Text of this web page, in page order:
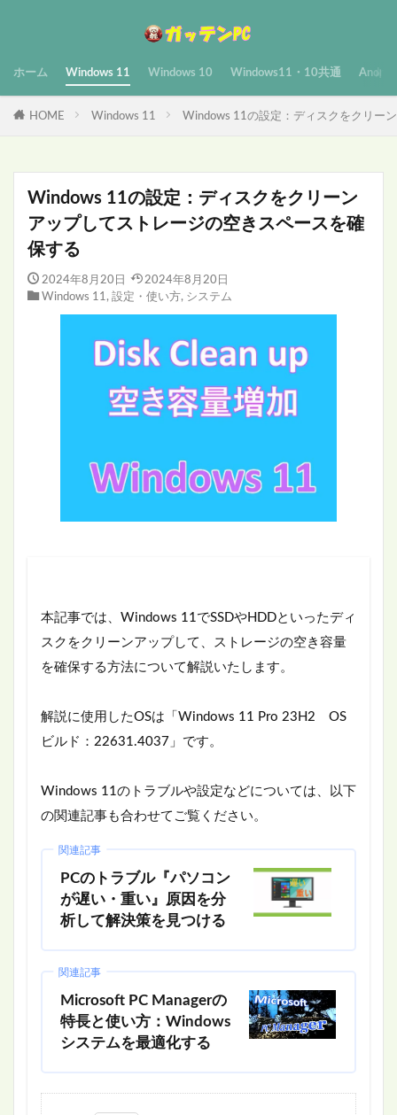
ホーム Windows 11 Windows 10 Windows11・10共通
HOME Windows 11 Windows 11の設定：ディスクをクリー
Windows 11の設定：ディスクをクリーン
アップしてストレージの空きスペースを確
保する
2024年8月20日
2024年8月20日
Windows 11 , 設定・使い方, システム
本記事では、Windows 11でSSDやHDDといったディ
スクをクリーンアップして、ストレージの空き容量
を確保する方法について解説いたします。
解説に使用したOSは「Windows 11 Pro 23H2 OS
ビルド：22631.4037」です。
Windows 11のトラブルや設定などについては、以下
の関連記事も合わせてご覧ください。
関連記事
PCのトラブル『パソコン
が遅い・重い』原因を分
析して解決策を見つける
関連記事
Microsoft PC Managerの
特長と使い方：Windows
システムを最適化する